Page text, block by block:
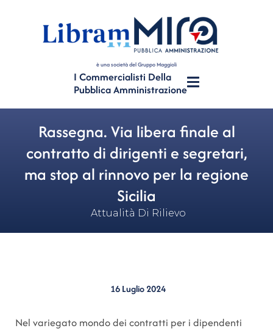
è una società del Gruppo Maggioli
I Commercialisti Della
Pubblica Amministrazione
Rassegna. Via libera finale al
contratto di dirigenti e segretari,
ma stop al rinnovo per la regione
Sicilia
Attualità Di Rilievo
16 Luglio 2024
Nel variegato mondo dei contratti per i dipendenti